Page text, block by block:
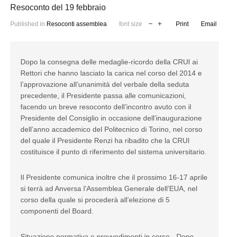
Resoconto del 19 febbraio
Published in Resoconti assemblea font size Print Email
Dopo la consegna delle medaglie-ricordo della CRUI ai
Rettori che hanno lasciato la carica nel corso del 2014 e
l’approvazione all’unanimità del verbale della seduta
precedente, il Presidente passa alle comunicazioni,
facendo un breve resoconto dell’incontro avuto con il
Presidente del Consiglio in occasione dell’inaugurazione
dell’anno accademico del Politecnico di Torino, nel corso
del quale il Presidente Renzi ha ribadito che la CRUI
costituisce il punto di riferimento del sistema universitario.
Il Presidente comunica inoltre che il prossimo 16-17 aprile
si terrà ad Anversa l’Assemblea Generale dell’EUA, nel
corso della quale si procederà all’elezione di 5
componenti del Board.